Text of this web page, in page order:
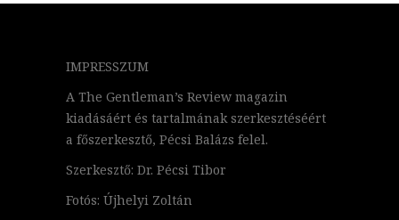
IMPRESSZUM
A The Gentleman’s Review magazin
kiadásáért és tartalmának szerkesztéséért
a főszerkesztő, Pécsi Balázs felel.
Szerkesztő: Dr. Pécsi Tibor
Fotós: Újhelyi Zoltán